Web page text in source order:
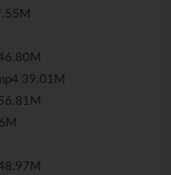
39.01M